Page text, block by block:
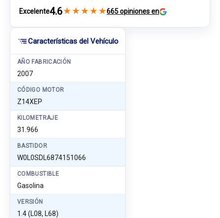
Características del Vehículo
AÑO FABRICACIÓN
2007
CÓDIGO MOTOR
Z14XEP
KILOMETRAJE
31.966
BASTIDOR
W0L0SDL6874151066
COMBUSTIBLE
Gasolina
VERSIÓN
1.4 (L08, L68)
Excelente4.6★ ★ ★ ★ ★665 opiniones en